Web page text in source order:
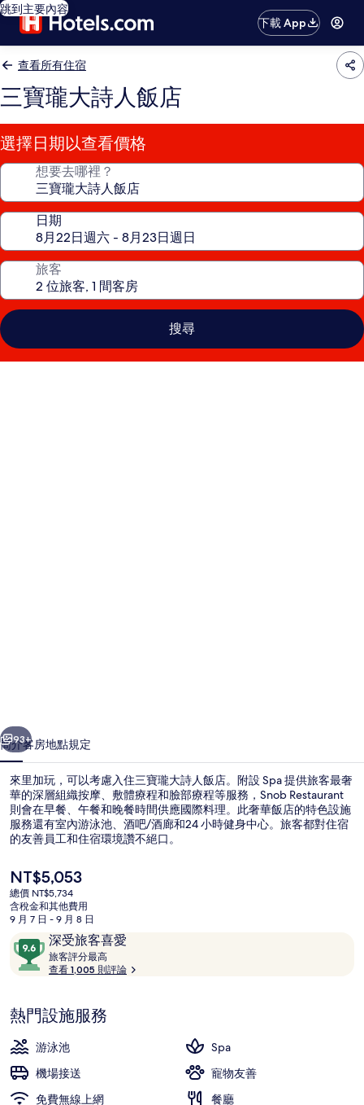
跳到主要內容
下載 App
查看所有住宿
三寶瓏大詩人飯店
選擇日期以查看價格
想要去哪裡？
日期
旅客
搜尋
店
的
相
片
集
個 下一個
93+
簡介客房地點規定
來里加玩，可以考慮入住三寶瓏大詩人飯店。附設 Spa 提供旅客最奢
華的深層組織按摩、敷體療程和臉部療程等服務，Snob Restaurant
則會在早餐、午餐和晚餐時間供應國際料理。此奢華飯店的特色設施
服務還有室內游泳池、酒吧/酒廊和24 小時健身中心。旅客都對住宿
的友善員工和住宿環境讚不絕口。
目
前
的
價
是
NT$5,053
NT$5,053
總價 NT$5,734
含稅金和其他費用
9 月 7 日 - 9 月 8 日
評
論
深受旅客喜愛
9.6
分，
滿
10，
深
受
旅
客
喜
旅客評分最高
客
查看 1,005 則評論
熱門設施服務
游泳池
Spa
機場接送
寵物友善
免費無線上網
餐廳